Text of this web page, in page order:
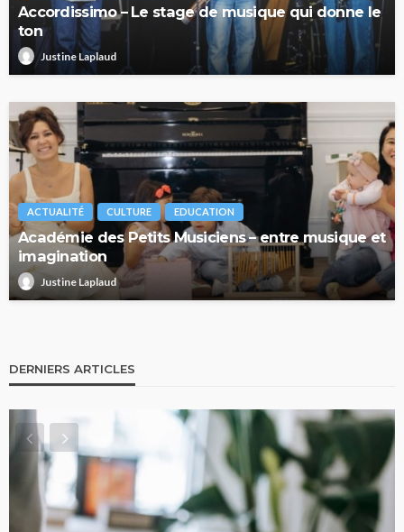
Accordissimo – Le stage de musique qui donne le
ton
Justine Laplaud
ACTUALITÉ CULTURE EDUCATION
Académie des Petits Musiciens – entre musique et
imagination
Justine Laplaud
DERNIERS ARTICLES